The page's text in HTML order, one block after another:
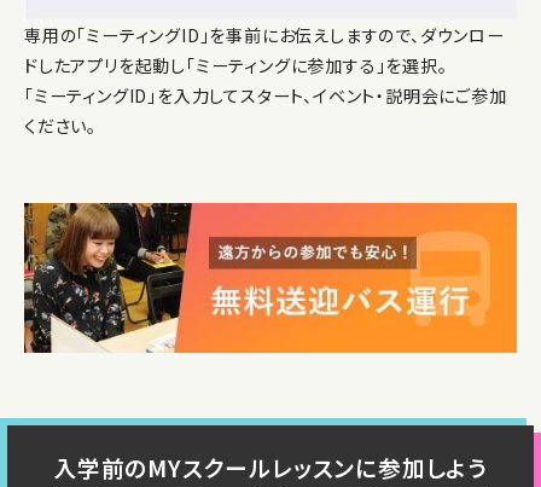
専用の「ミーティングID」を事前にお伝えしますので、ダウンロー
ドしたアプリを起動し「ミーティングに参加する」を選択。
「ミーティングID」を入力してスタート、イベント・説明会にご参加
ください。
入学前のMYスクールレッスンに参加しよう